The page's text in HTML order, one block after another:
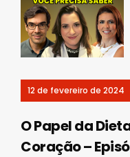
12 de fevereiro de 2024
O Papel da
Coração –